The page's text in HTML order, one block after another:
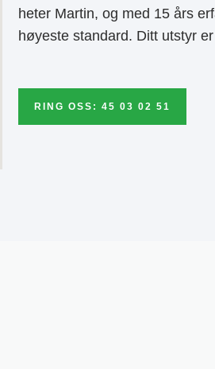
heter Martin, og med 15 års
høyeste standard. Ditt utstyr
RING OSS: 45 03 02 51